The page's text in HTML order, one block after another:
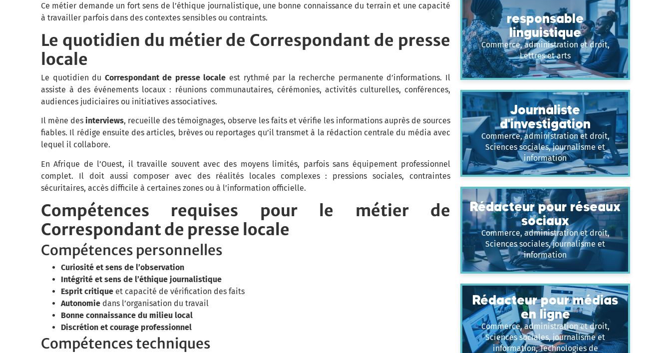
Ce métier demande un fort sens de l’éthique journalistique, une bonne connaissance du terrain et une capacité
à travailler parfois dans des contextes sensibles ou contraints.
Le quotidien du métier de Correspondant de presse
locale
Le quotidien du Correspondant de presse locale est rythmé par la recherche permanente d’informations. Il
assiste à des événements locaux : réunions communautaires, cérémonies, activités culturelles, conférences,
audiences judiciaires ou initiatives associatives.
Il mène des interviews, recueille des témoignages, observe les faits et vérifie les informations auprès de sources
fiables. Il rédige ensuite des articles, brèves ou reportages qu’il transmet à la rédaction centrale du média avec
lequel il collabore.
En Afrique de l’Ouest, il travaille souvent avec des moyens limités, parfois sans équipement professionnel
complet. Il doit aussi composer avec des réalités locales complexes : pressions sociales, contraintes
sécuritaires, accès difficile à certaines zones ou à l’information officielle.
Compétences requises pour le métier de
Correspondant de presse locale
Compétences personnelles
Curiosité et sens de l’observation
Intégrité et sens de l’éthique journalistique
Esprit critique et capacité de vérification des faits
Autonomie dans l’organisation du travail
Bonne connaissance du milieu local
Discrétion et courage professionnel
Compétences techniques
responsable
linguistique
Commerce, administration et droit,
Lettres et arts
Journaliste
d'investigation
Commerce, administration et droit,
Sciences sociales, journalisme et
information
Rédacteur pour réseaux
sociaux
Commerce, administration et droit,
Sciences sociales, journalisme et
information
Rédacteur pour médias
en ligne
Commerce, administration et droit,
Sciences sociales, journalisme et
information, Technologies de